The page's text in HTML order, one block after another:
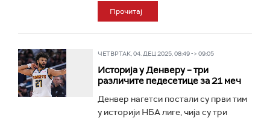
Прочитај
ЧЕТВРТАК, 04. ДЕЦ 2025, 08:49 -> 09:05
Историја у Денверу – три
различите педесетице за 21 меч
Денвер нагетси постали су први тим
у историји НБА лиге, чија су три